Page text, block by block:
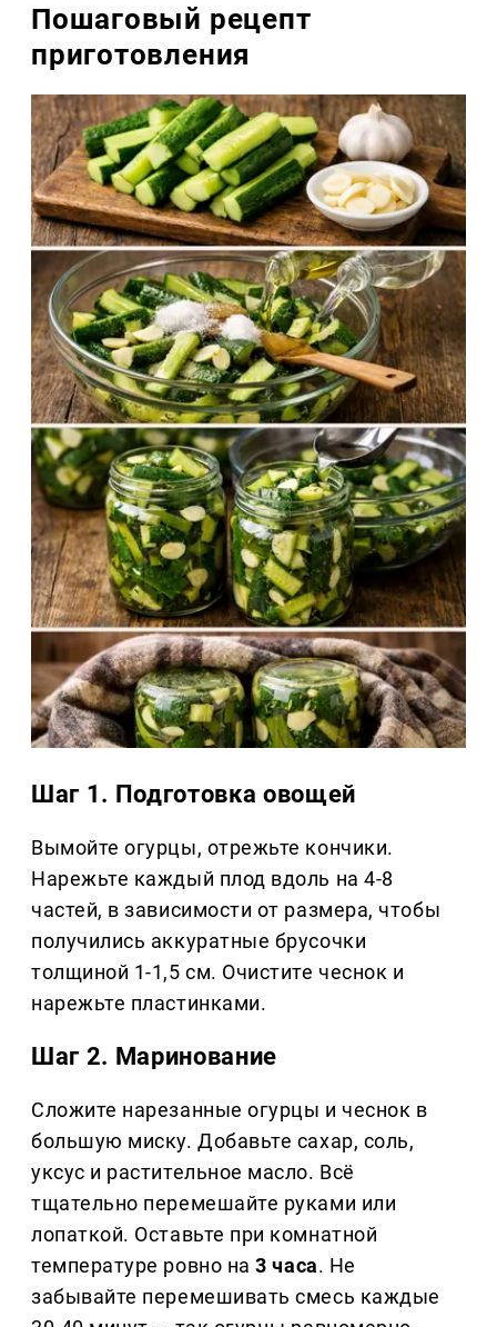
Пошаговый рецепт
приготовления
Шаг 1. Подготовка овощей
Вымойте огурцы, отрежьте кончики.
Нарежьте каждый плод вдоль на 4-8
частей, в зависимости от размера, чтобы
получились аккуратные брусочки
толщиной 1-1,5 см. Очистите чеснок и
нарежьте пластинками.
Шаг 2. Маринование
Сложите нарезанные огурцы и чеснок в
большую миску. Добавьте сахар, соль,
уксус и растительное масло. Всё
тщательно перемешайте руками или
лопаткой. Оставьте при комнатной
температуре ровно на3 часа. Не
забывайте перемешивать смесь каждые